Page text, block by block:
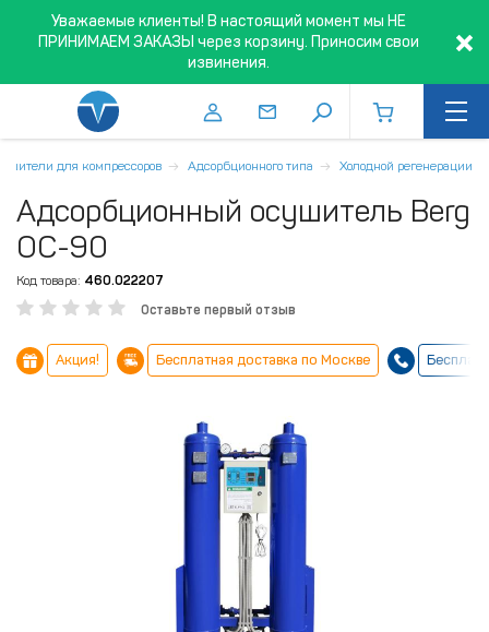
Уважаемые клиенты! В настоящий момент мы НЕ
ПРИНИМАЕМ ЗАКАЗЫ через корзину. Приносим свои
извинения.
для компрессоров Адсорбционного типа Холодной регенерации
Адсорбционный осушитель Berg
ОС-90
Код товара: 460.022207
Оставьте первый отзыв
Акция! Бесплатная доставка по Москве